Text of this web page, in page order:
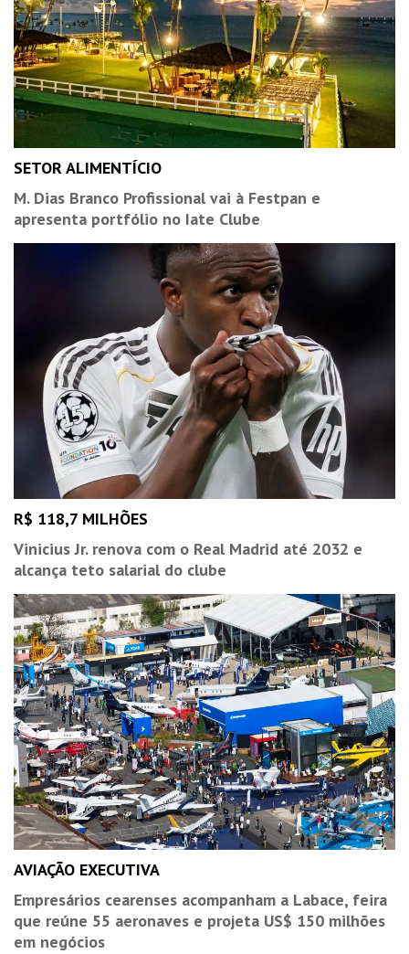
SETOR ALIMENTÍCIO
M. Dias Branco Profissional vai à Festpan e
apresenta portfólio no Iate Clube
R$ 118,7 MILHÕES
Vinicius Jr. renova com o Real Madrid até 2032 e
alcança teto salarial do clube
AVIAÇÃO EXECUTIVA
Empresários cearenses acompanham a Labace, feira
que reúne 55 aeronaves e projeta US$ 150 milhões
em negócios